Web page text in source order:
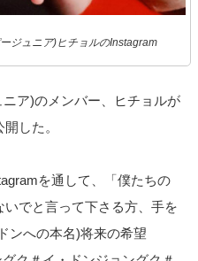
ジュニア)ヒチョルのInstagram
ア)のメンバー、ヒチョルが
した。
を通して、「僕たちの
いでと言って下さる方、手を
ンへの本名)将来の希望